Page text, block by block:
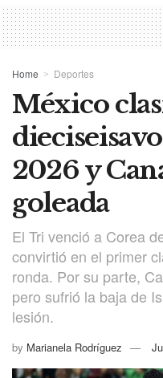
Home Deportes
México
2026 y
goleada
El Tri venció a Corea
convirtió en el primer
ronda. Por su parte,
pero sufrió la baja de
lesión.
by Marianela Rodríguez